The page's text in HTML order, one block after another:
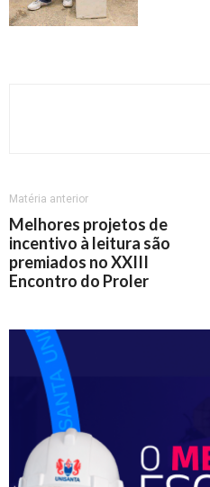
Matéria anterior
Melhores projetos de
incentivo à leitura são
premiados no XXIII
Encontro do Proler